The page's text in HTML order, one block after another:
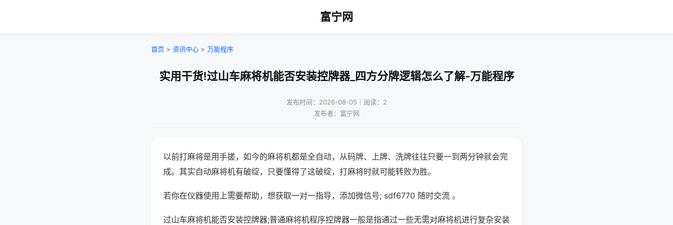
富宁网
首页 > 资讯中心 > 万能程序
实用干货!过山车麻将机能否安装控牌器_四方分牌逻辑怎么了解-万能程序
发布时间：2026-08-05｜阅读：2
发布者：富宁网
以前打麻将是用手搓，如今的麻将机都是全自动，从码牌、上牌、洗牌往往只要一到两分钟就会完
成。其实自动麻将机有破绽，只要懂得了这破绽，打麻将时就可能转败为胜。
若你在仪器使用上需要帮助，想获取一对一指导，添加微信号; sdf6770 随时交流 。
过山车麻将机能否安装控牌器;普通麻将机程序控牌器一般是指通过一些无需对麻将机进行复杂安装